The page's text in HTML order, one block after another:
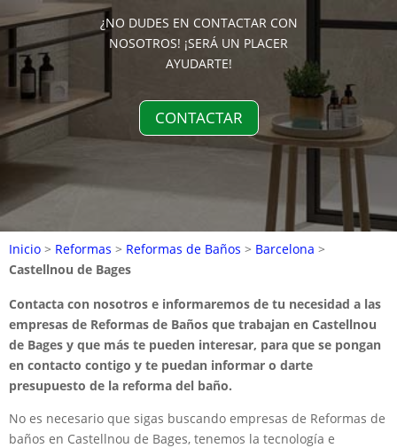
¿NO DUDES EN CONTACTAR CON
NOSOTROS! ¡SERÁ UN PLACER
AYUDARTE!
CONTACTAR
Inicio > Reformas > Reformas de Baños > Barcelona >
Castellnou de Bages
Contacta con nosotros e informaremos de tu necesidad a las
empresas de Reformas de Baños que trabajan en Castellnou
de Bages y que más te pueden interesar, para que se pongan
en contacto contigo y te puedan informar o darte
presupuesto de la reforma del baño.
No es necesario que sigas buscando empresas de Reformas de
baños en Castellnou de Bages, tenemos la tecnología e